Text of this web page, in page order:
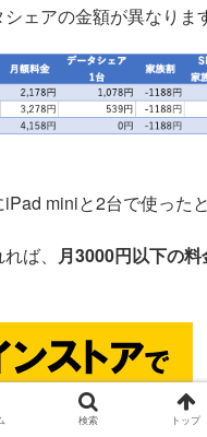
ェアの金額が異なりま
miniと2台で使った
ば、
月3000円以下の
検索 トップ